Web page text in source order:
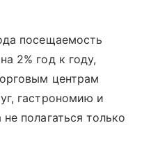
посещаемость
2% год к году,
центрам
гастрономию и
полагаться только